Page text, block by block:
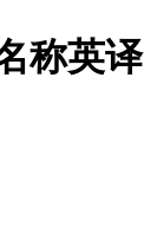
称英译